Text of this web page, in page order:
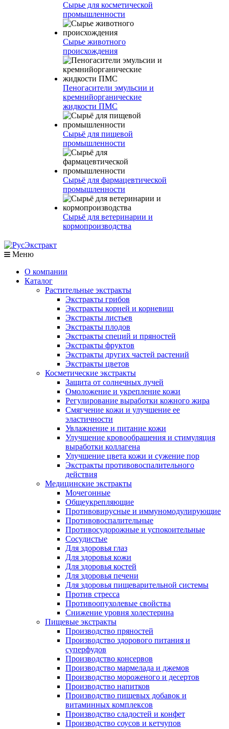
Сырье для косметической
промышленности
Сырье животного
происхождения
Пеногасители эмульсии и
кремнийорганические
жидкости ПМС
Сырьё для пищевой
промышленности
Сырьё для фармацевтической
промышленности
Сырьё для ветеринарии и
кормопроизводства
Меню
О компании
Каталог
Растительные экстракты
Экстракты грибов
Экстракты корней и корневищ
Экстракты листьев
Экстракты плодов
Экстракты специй и пряностей
Экстракты фруктов
Экстракты других частей растений
Экстракты цветов
Косметические экстракты
Защита от солнечных лучей
Омоложение и укрепление кожи
Регулирование выработки кожного жира
Смягчение кожи и улучшение ее
эластичности
Увлажнение и питание кожи
Улучшение кровообращения и стимуляция
выработки коллагена
Улучшение цвета кожи и сужение пор
Экстракты противовоспалительного
действия
Медицинские экстракты
Мочегонные
Общеукрепляющие
Противовирусные и иммуномодулирующие
Противовоспалительные
Противосудорожные и успокоительные
Сосудистые
Для здоровья глаз
Для здоровья кожи
Для здоровья костей
Для здоровья печени
Для здоровья пищеварительной системы
Против стресса
Противоопухолевые свойства
Снижение уровня холестерина
Пищевые экстракты
Производство пряностей
Производство здорового питания и
суперфудов
Производство консервов
Производство мармелада и джемов
Производство мороженого и десертов
Производство напитков
Производство пищевых добавок и
витаминных комплексов
Производство сладостей и конфет
Производство соусов и кетчупов